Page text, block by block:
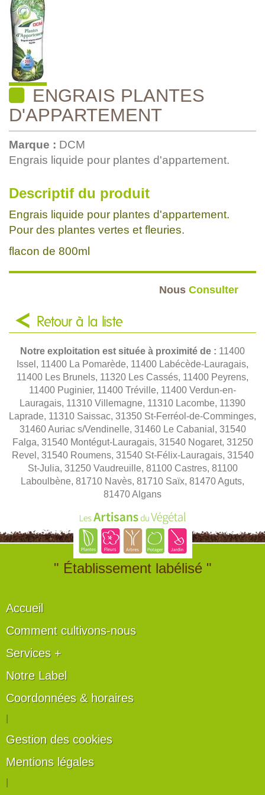
ENGRAIS PLANTES
D'APPARTEMENT
Marque : DCM
Engrais liquide pour plantes d'appartement.
Descriptif du produit
Engrais liquide pour plantes d'appartement.
Pour des plantes vertes et fleuries.
flacon de 800ml
Nous Consulter
Retour à la liste
Notre exploitation est située à proximité de : 11400
Issel, 11400 La Pomarède, 11400 Labécède-Lauragais,
11400 Les Brunels, 11320 Les Cassés, 11400 Peyrens,
11400 Puginier, 11400 Tréville, 11400 Verdun-en-
Lauragais, 11310 Villemagne, 11310 Lacombe, 11390
Laprade, 11310 Saissac, 31350 St-Ferréol-de-Comminges,
31460 Auriac s/Vendinelle, 31460 Le Cabanial, 31540
Falga, 31540 Montégut-Lauragais, 31540 Nogaret, 31250
Revel, 31540 Roumens, 31540 St-Félix-Lauragais, 31540
St-Julia, 31250 Vaudreuille, 81100 Castres, 81100
Laboulbène, 81710 Navès, 81710 Saïx, 81470 Aguts,
81470 Algans
" Établissement labélisé "
Accueil
Comment cultivons-nous
Services +
Notre Label
Coordonnées & horaires
Gestion des cookies
Mentions légales